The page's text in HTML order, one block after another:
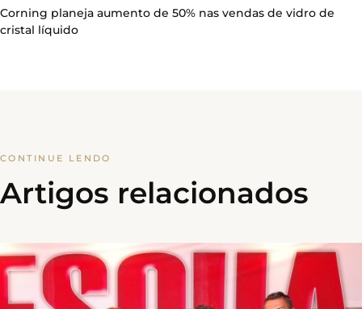
Corning planeja aumento de 50% nas vendas de vidro de
cristal líquido
CONTINUE LENDO
Artigos relacionados